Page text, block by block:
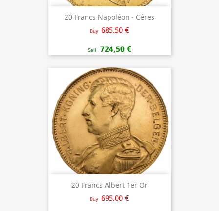
20 Francs Napoléon - Céres
Buy 685.50 €
Sell 724,50 €
20 Francs Albert 1er Or
Buy 695.00 €